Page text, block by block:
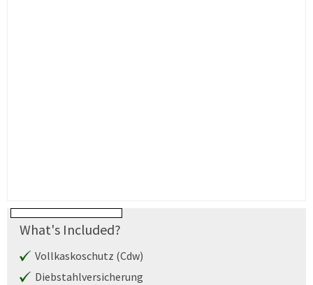
What's Included?
Vollkaskoschutz (Cdw)
Diebstahlversicherung